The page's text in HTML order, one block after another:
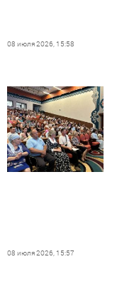
08 июля 2026, 15:58
08 июля 2026, 15:57